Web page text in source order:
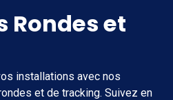
Rondes et
installations avec nos
et de tracking. Suivez en